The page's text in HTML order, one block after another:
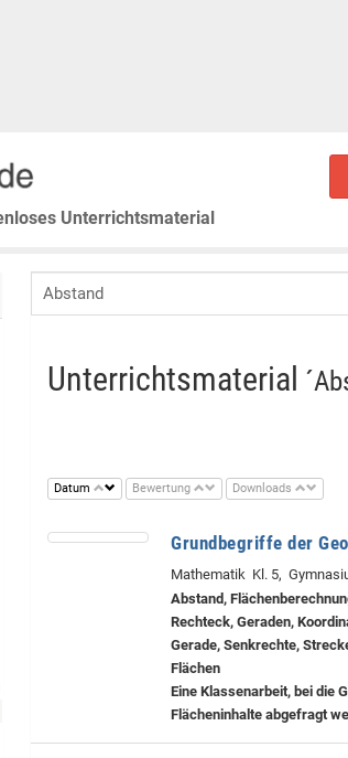
Unterrichtsmaterial
Unterrichtsmaterial
Datum Bewertung Downloads
Grundbegriffe der
Mathematik Kl. 5,
Abstand,
Rechteck, Geraden,
Gerade, Senkrechte,
Flächen
Eine Klassenarbeit, bei die
Flächeninhalte abgefragt